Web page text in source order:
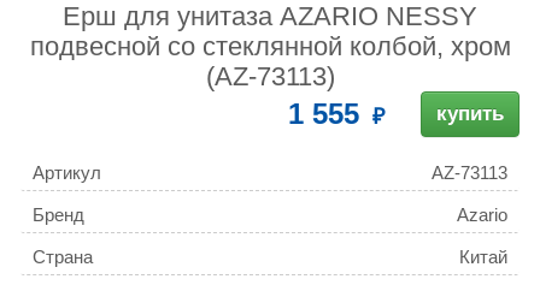
Ерш для унитаза AZARIO NESSY
подвесной со стеклянной колбой, хром
(AZ-73113)
1 555 купить
Артикул AZ-73113
Бренд Azario
Страна Китай